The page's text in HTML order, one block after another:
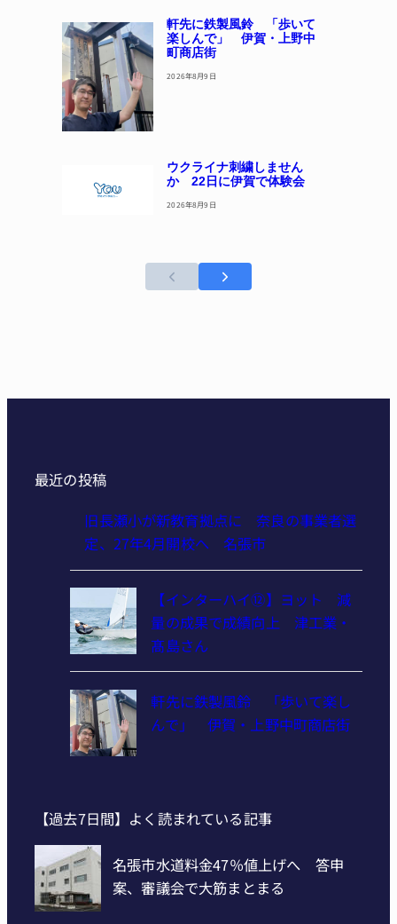
軒先に鉄製風鈴 「歩いて
楽しんで」 伊賀・上野中
町商店街
2026年8月9日
ウクライナ刺繍しません
か 22日に伊賀で体験会
2026年8月9日
最近の投稿
旧長瀬小が新教育拠点に 奈良の事業者選
定、27年4月開校へ 名張市
【インターハイ⑫】ヨット 減
量の成果で成績向上 津工業・
髙島さん
軒先に鉄製風鈴 「歩いて楽し
んで」 伊賀・上野中町商店街
【過去7日間】よく読まれている記事